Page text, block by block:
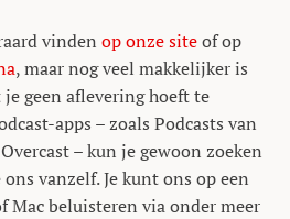
vinden op onze siteof op
, maar nog veel makkelijker is
geen aflevering hoeft te
apps – zoals Podcasts van
– kun je gewoon zoeken
vanzelf. Je kunt ons op een
Mac beluisteren via onder meer